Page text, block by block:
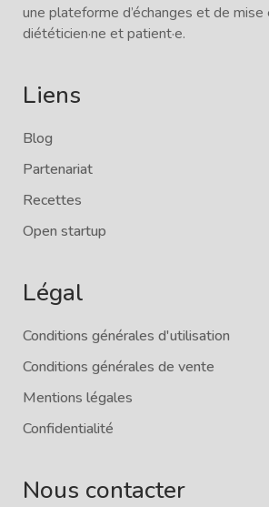
une plateforme d’échanges et de
diététicien·ne et patient·e.
Liens
Blog
Partenariat
Recettes
Open startup
Légal
Conditions générales d'utilisation
Conditions générales de vente
Mentions légales
Confidentialité
Nous contacter